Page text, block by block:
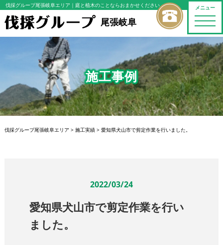
メニュー
toggle
伐採グループ尾張岐阜エリア ｜庭と植木のことならおまかせください
尾張岐阜
施工事例
伐採グループ尾張岐阜エリア > 施工実績> 愛知県犬山市で剪定作業を行いました。
2022/03/24
愛知県犬山市で剪定作業を行い
ました。